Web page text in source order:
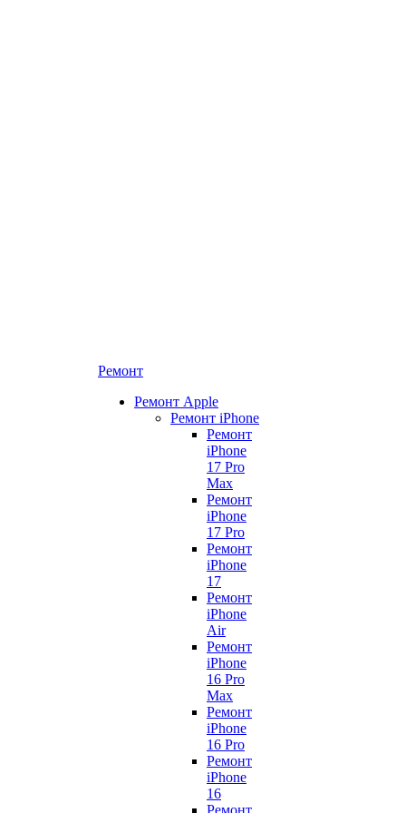
Ремонт
Ремонт Apple
Ремонт iPhone
Ремонт
iPhone
17 Pro
Max
Ремонт
iPhone
17 Pro
Ремонт
iPhone
17
Ремонт
iPhone
Air
Ремонт
iPhone
16 Pro
Max
Ремонт
iPhone
16 Pro
Ремонт
iPhone
16
Ремонт